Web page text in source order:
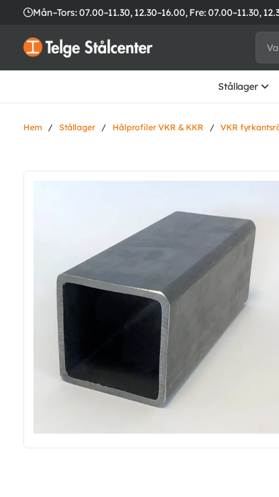
Mån–Tors: 07.00–11.30, 12.30–16.00,Fre: 07.00–11.30,
Stållager
Hem / Stållager / Hålprofiler VKR & KKR / VKR